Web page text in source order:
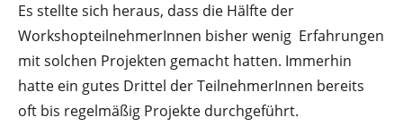
Es stellte sich heraus, dass die Hälfte der
WorkshopteilnehmerInnen bisher wenig Erfahrungen
mit solchen Projekten gemacht hatten. Immerhin
hatte ein gutes Drittel der TeilnehmerInnen bereits
oft bis regelmäßig Projekte durchgeführt.